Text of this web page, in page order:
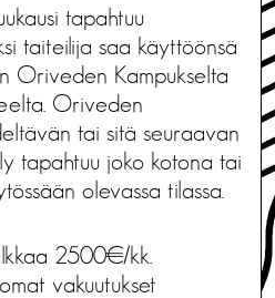
tapahtuu
taiteilija saa käyttöönsä
Oriveden Kampukselta
Oriveden
tai sitä seuraavan
tapahtuu joko kotona tai
olevassa tilassa.
2500€/kk.
vakuutukset